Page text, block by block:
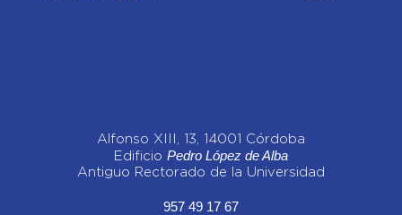
Alfonso XIII, 13, 14001 Córdoba
Edificio Pedro López de Alba
Antiguo Rectorado de la Universidad
957 49 17 67